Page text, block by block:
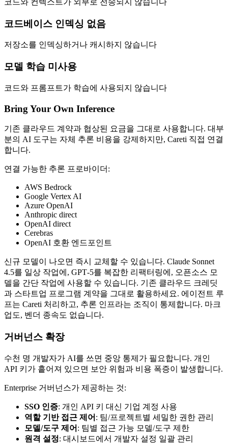
코드와 컨텍스트가 외부로 전송되지 않습니다
코드베이스 인덱싱 없음
저장소를 인덱싱하거나 캐시하지 않습니다
모델 학습 미사용
코드와 프롬프트가 학습에 사용되지 않습니다
Bring Your Own Inference
기존 클라우드 계약과 협상된 요금을 그대로 사용합니다. 대부
분의 AI 도구는 자체 추론 비용을 강제하지만, Careti 직접 연결
합니다.
연결 가능한 추론 프로바이더:
AWS Bedrock
Google Vertex AI
Azure OpenAI
Anthropic direct
OpenAI direct
Cerebras
OpenAI 호환 엔드포인트
신규 모델이 나오면 즉시 교체할 수 있습니다. Claude Sonnet
4.5를 일상 작업에, GPT‑5를 복잡한 리팩터링에, 오픈소스 모
델을 간단 작업에 사용할 수 있습니다. 기존 클라우드 크레딧
과 스타트업 프로그램 계약을 그대로 활용하세요. 에이전트 루
프는 Careti 처리하고, 추론 인프라는 조직이 통제합니다. 마크
업도, 벤더 종속도 없습니다.
거버넌스 확장
수천 명 개발자가 AI를 쓰면 중앙 통제가 필요합니다. 개인
API 키가 흩어져 있으면 보안 위험과 비용 폭증이 발생합니다.
Enterprise 거버넌스가 제공하는 것:
SSO 인증: 개인 API 키 대신 기업 계정 사용
역할 기반 접근 제어 : 팀/프로젝트별 세밀한 권한 관리
모델/도구 제어 : 팀별 접근 가능 모델/도구 제한
원격 설정: 대시보드에서 개발자 설정 일괄 관리